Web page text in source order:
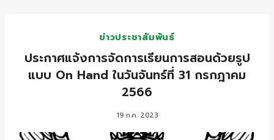
ข่าวประชาสัมพันธ์
ประกาศแจ้งการจัดการเรียนการสอนด้วยรูป
แบบ On Hand ในวันจันทร์ที่ 31 กรกฎาคม
2566
19 ก.ค. 2023